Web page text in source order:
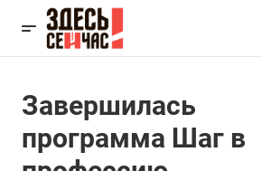
Завершилась
программа Шаг в